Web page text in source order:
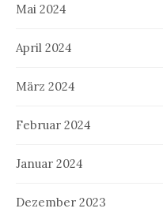
Mai 2024
April 2024
März 2024
Februar 2024
Januar 2024
Dezember 2023